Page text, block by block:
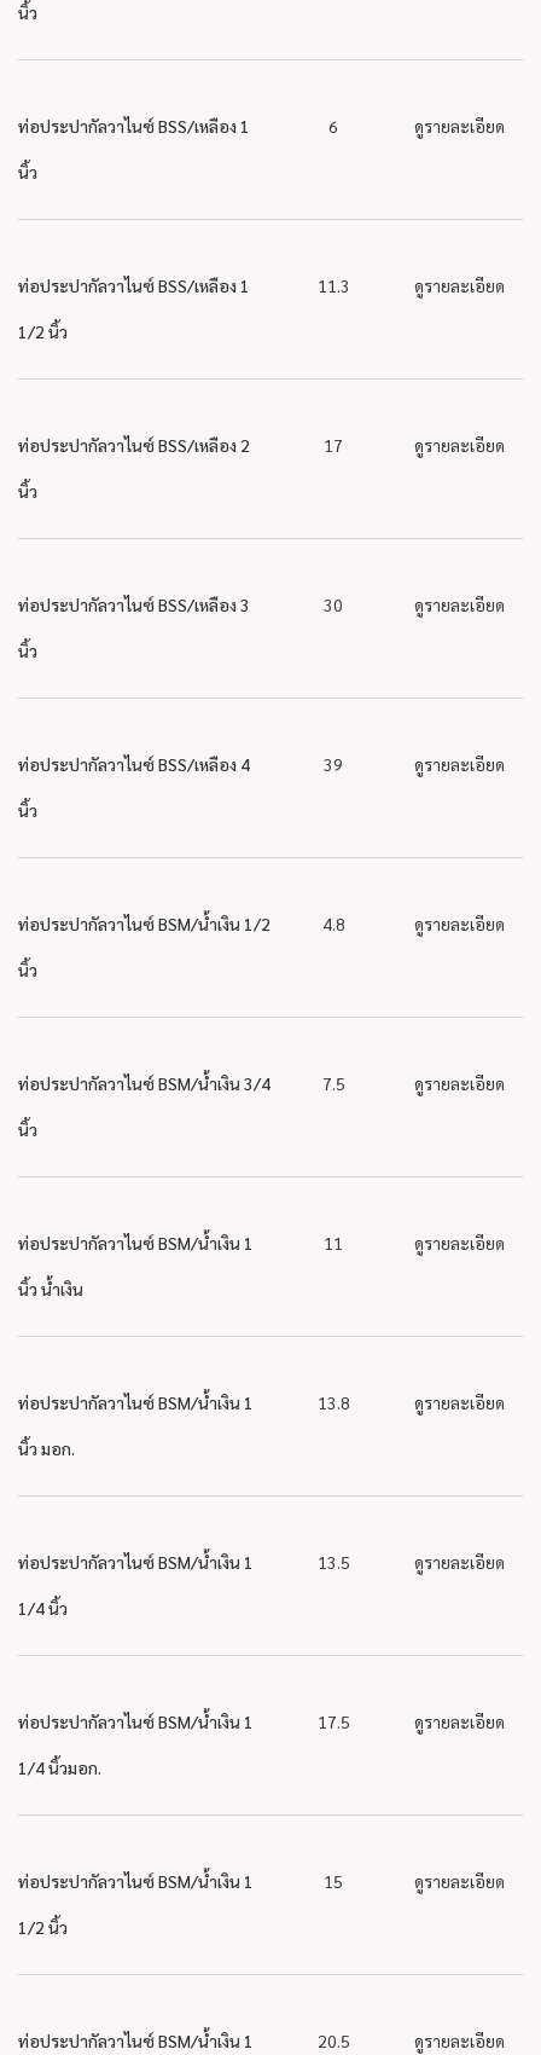
นิ้ว
ท่อประปากัลวาไนซ์ BSS/เหลือง 1
นิ้ว
6 ดูรายละเอียด
ท่อประปากัลวาไนซ์ BSS/เหลือง 1
1/2 นิ้ว
11.3 ดูรายละเอียด
ท่อประปากัลวาไนซ์ BSS/เหลือง 2
นิ้ว
17 ดูรายละเอียด
ท่อประปากัลวาไนซ์ BSS/เหลือง 3
นิ้ว
30 ดูรายละเอียด
ท่อประปากัลวาไนซ์ BSS/เหลือง 4
นิ้ว
39 ดูรายละเอียด
ท่อประปากัลวาไนซ์ BSM/น้ำเงิน 1/2
นิ้ว
4.8 ดูรายละเอียด
ท่อประปากัลวาไนซ์ BSM/น้ำเงิน 3/4
นิ้ว
7.5 ดูรายละเอียด
ท่อประปากัลวาไนซ์ BSM/น้ำเงิน 1
นิ้ว น้ำเงิน
11 ดูรายละเอียด
ท่อประปากัลวาไนซ์ BSM/น้ำเงิน 1
นิ้ว มอก.
13.8 ดูรายละเอียด
ท่อประปากัลวาไนซ์ BSM/น้ำเงิน 1
1/4 นิ้ว
13.5 ดูรายละเอียด
ท่อประปากัลวาไนซ์ BSM/น้ำเงิน 1
1/4 นิ้วมอก.
17.5 ดูรายละเอียด
ท่อประปากัลวาไนซ์ BSM/น้ำเงิน 1
1/2 นิ้ว
15 ดูรายละเอียด
ท่อประปากัลวาไนซ์ BSM/น้ำเงิน 1 20.5 ดูรายละเอียด